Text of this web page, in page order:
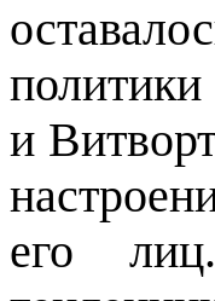
и
его